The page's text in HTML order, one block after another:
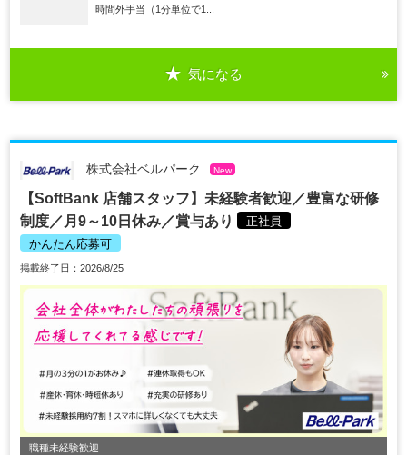
時間外手当（1分単位で1...
気になる
株式会社ベルパーク New
【SoftBank 店舗スタッフ】未経験者歓迎／豊富な研修
制度／月9～10日休み／賞与あり
正社員
かんたん応募可
掲載終了日：2026/8/25
職種未経験歓迎